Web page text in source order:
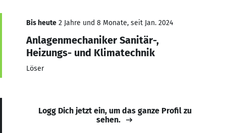
Bis heute 2 Jahre und 8 Monate, seit Jan. 2024
Anlagenmechaniker Sanitär-,
Heizungs- und Klimatechnik
Löser
Logg Dich jetzt ein, um das ganze Profil zu
sehen.